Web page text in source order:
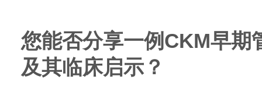
您能否分享一例CKM早期
及其临床启示？